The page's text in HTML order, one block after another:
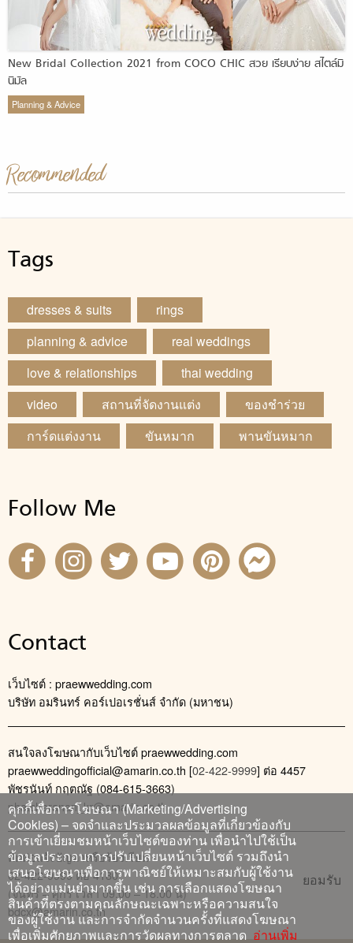
New Bridal Collection 2021 from COCO CHIC สวย เรียบง่าย สไตล์มิ
นิมัล
Planning & Advice
Recommended
Tags
dresses & suits
rings
planning & advice
real weddings
love & relationships
thai wedding
video
สถานที่จัดงานแต่ง
ของชำร่วย
การ์ดแต่งงาน
ขันหมาก พานขันหมาก
Follow Me
Contact
เว็บไซต์ : praewwedding.com
บริษัท อมรินทร์ คอร์เปอเรชั่นส์ จำกัด (มหาชน)
สนใจลงโฆษณากับเว็บไซต์ praewwedding.com
praewweddingofficial@amarin.co.th [02-422-9999] ต่อ 4457
พัชรนันท์ กฤตณัฐ (084-615-3663)
phatcharanan_kr@amarin.co.th
ติดต่อแจ้งปัญหาหรือร้องเรียน
02-422-9999 ต่อ 4180
(จันทร์ – ศุกร์ เวลา 09.00 – 18.00 น)
bdcx@amarin.co.th
คุกกี้เพื่อการโฆษณา (Marketing/Advertising
Cookies) – จดจำและประมวลผลข้อมูลที่เกี่ยวข้องกับ
การเข้าเยี่ยมชมหน้าเว็บไซต์ของท่าน เพื่อนำไปใช้เป็น
ข้อมูลประกอบการปรับเปลี่ยนหน้าเว็บไซต์ รวมถึงนำ
เสนอโฆษณาเพื่อการพาณิชย์ให้เหมาะสมกับผู้ใช้งาน
ได้อย่างแม่นยำมากขึ้น เช่น การเลือกแสดงโฆษณา
สินค้าที่ตรงตามคุณลักษณะเฉพาะหรือความสนใจ
ของผู้ใช้งาน และการจำกัดจำนวนครั้งที่แสดงโฆษณา
เพื่อเพิ่มศักยภาพและการวัดผลทางการตลาด อ่านเพิ่ม
ยอมรับ